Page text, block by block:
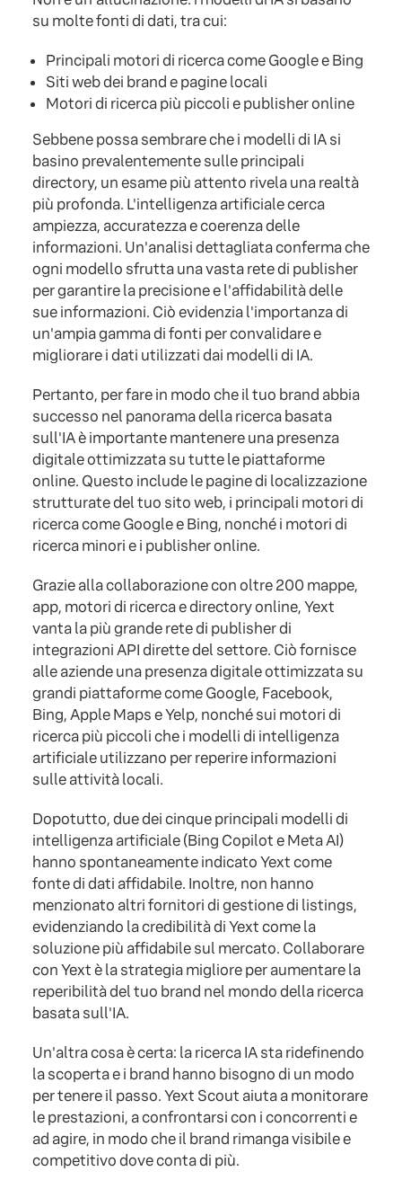
su molte fonti di dati, tra cui:
Principali motori di ricerca come Google e Bing
Siti web dei brand e pagine locali
Motori di ricerca più piccoli e publisher online
Sebbene possa sembrare che i modelli di IA si
basino prevalentemente sulle principali
directory, un esame più attento rivela una realtà
più profonda. L'intelligenza artificiale cerca
ampiezza, accuratezza e coerenza delle
informazioni. Un'analisi dettagliata conferma che
ogni modello sfrutta una vasta rete di publisher
per garantire la precisione e l'affidabilità delle
sue informazioni. Ciò evidenzia l'importanza di
un'ampia gamma di fonti per convalidare e
migliorare i dati utilizzati dai modelli di IA.
Pertanto, per fare in modo che il tuo brand abbia
successo nel panorama della ricerca basata
sull'IA è importante mantenere una presenza
digitale ottimizzata su tutte le piattaforme
online. Questo include le pagine di localizzazione
strutturate del tuo sito web, i principali motori di
ricerca come Google e Bing, nonché i motori di
ricerca minori e i publisher online.
Grazie alla collaborazione con oltre 200 mappe,
app, motori di ricerca e directory online, Yext
vanta la più grande rete di publisher di
integrazioni API dirette del settore. Ciò fornisce
alle aziende una presenza digitale ottimizzata su
grandi piattaforme come Google, Facebook,
Bing, Apple Maps e Yelp, nonché sui motori di
ricerca più piccoli che i modelli di intelligenza
artificiale utilizzano per reperire informazioni
sulle attività locali.
Dopotutto, due dei cinque principali modelli di
intelligenza artificiale (Bing Copilot e Meta AI)
hanno spontaneamente indicato Yext come
fonte di dati affidabile. Inoltre, non hanno
menzionato altri fornitori di gestione di listings,
evidenziando la credibilità di Yext come la
soluzione più affidabile sul mercato. Collaborare
con Yext è la strategia migliore per aumentare la
reperibilità del tuo brand nel mondo della ricerca
basata sull'IA.
Un'altra cosa è certa: la ricerca IA sta ridefinendo
la scoperta e i brand hanno bisogno di un modo
per tenere il passo. Yext Scout aiuta a monitorare
le prestazioni, a confrontarsi con i concorrenti e
ad agire, in modo che il brand rimanga visibile e
competitivo dove conta di più.